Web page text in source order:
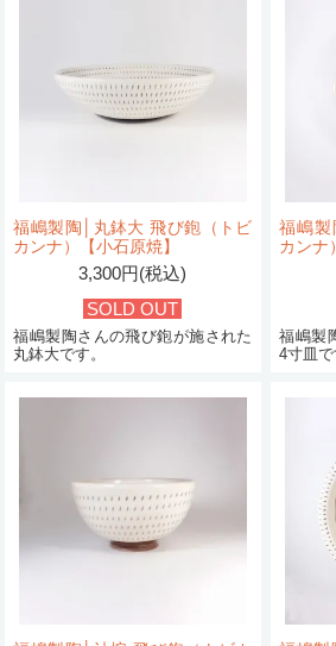
福嶋製陶│丸鉢大 飛び鉋（トビ
カンナ）【小石原焼】
3,300円(税込)
SOLD OUT
福嶋製陶さんの飛び鉋が施された
丸鉢大です。
福嶋
カンナ
福嶋製
4寸皿で